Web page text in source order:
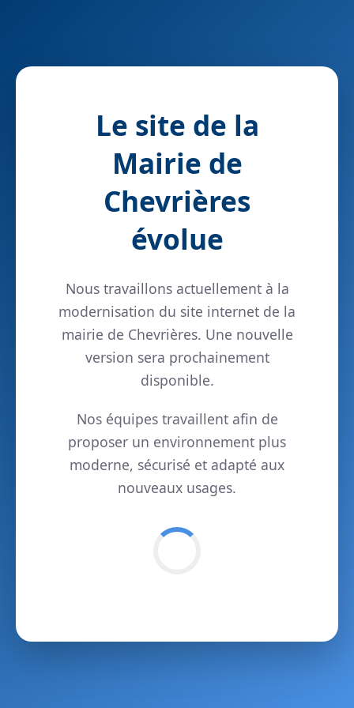
Le site de la
Mairie de
Chevrières
évolue
Nous travaillons actuellement à la
modernisation du site internet de la
mairie de Chevrières. Une nouvelle
version sera prochainement
disponible.
Nos équipes travaillent afin de
proposer un environnement plus
moderne, sécurisé et adapté aux
nouveaux usages.